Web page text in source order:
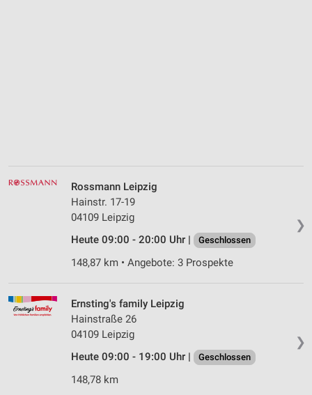
❯
Rossmann Leipzig
Hainstr. 17-19
04109 Leipzig
Heute 09:00 - 20:00 Uhr |
Geschlossen
148,87 km • Angebote: 3 Prospekte
❯
Ernsting's family Leipzig
Hainstraße 26
04109 Leipzig
Heute 09:00 - 19:00 Uhr |
Geschlossen
148,78 km